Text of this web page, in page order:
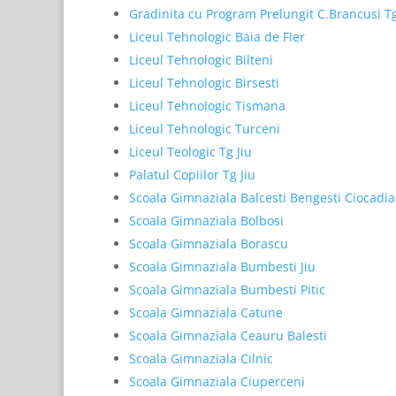
Gradinita cu Program Prelungit C.Brancusi
Liceul Tehnologic Baia de Fier
Liceul Tehnologic Bilteni
Liceul Tehnologic Birsesti
Liceul Tehnologic Tismana
Liceul Tehnologic Turceni
Liceul Teologic Tg Jiu
Palatul Copiilor Tg Jiu
Scoala Gimnaziala Balcesti Bengesti Ciocadia
Scoala Gimnaziala Bolbosi
Scoala Gimnaziala Borascu
Scoala Gimnaziala Bumbesti Jiu
Scoala Gimnaziala Bumbesti Pitic
Scoala Gimnaziala Catune
Scoala Gimnaziala Ceauru Balesti
Scoala Gimnaziala Cilnic
Scoala Gimnaziala Ciuperceni